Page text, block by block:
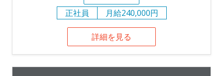
正社員
月給240,000円
詳細を見る